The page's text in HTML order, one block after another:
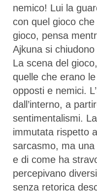
nemico! Lui la
con quel gioco
gioco, pensa
Ajkuna si
La scena del
quelle che erano
opposti e nemici.
dall’interno, a
sentimentalismi.
immutata rispetto
sarcasmo, ma
e di come ha
percepivano
senza retorica